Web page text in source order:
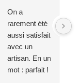
On a
rarement été
aussi satisfait
avec un
artisan. En un
mot : parfait !